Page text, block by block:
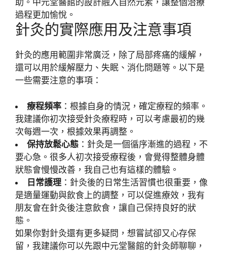
助。中元堂醫館的設計融入自然元素，讓整個治療
過程更加愉悅。
針灸的實際應用及注意事項
針灸的應用範圍非常廣泛，除了局部疼痛的緩解，
還可以用於緩解壓力、失眠、消化問題等。以下是
一些需要注意的事項：
療程頻率 ：根據自身的情況，確定療程的頻率。
我建議你初次接受針灸療程時，可以考慮最初的幾
次每週一次，根據效果再調整。
保持放鬆心態 ：針灸是一個循序漸進的過程，不
要心急。很多人初次接受療程後，會覺得整體身體
狀態會慢慢改善，我自己也有這樣的體驗。
日常護理 ：針灸後的日常生活習慣也很重要，像
是適量運動與飲食上的調整，可以促進療效，我有
朋友會在針灸後注意飲食，讓自己保持良好的狀
態。
如果你對針灸還有更多疑問，想嘗試卻又心存保
留，我建議你可以先跟中元堂醫館的針灸師聊聊，